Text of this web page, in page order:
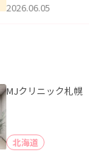
2026.06.05
MJクリニック札幌
北海道